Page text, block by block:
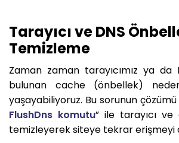
Tarayıcı ve DNS
Temizleme
Zaman zaman tarayıcımız ya da
bulunan cache (önbellek)
yaşayabiliyoruz. Bu sorunun
FlushDns komutu” ile tarayıcı ve
temizleyerek siteye tekrar erişmeyi